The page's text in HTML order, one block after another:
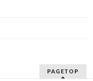
PAGETOP